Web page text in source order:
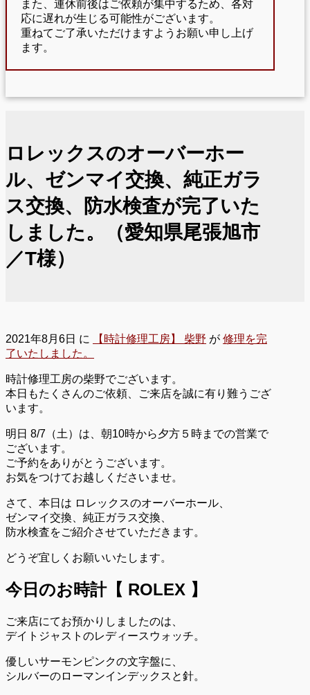
また、連休前後はご依頼が集中するため、各対
応に遅れが生じる可能性がございます。
重ねてご了承いただけますようお願い申し上げ
ます。
ロレックスのオーバーホー
ル、ゼンマイ交換、純正ガラ
ス交換、防水検査が完了いた
しました。（愛知県尾張旭市
／T様）
2021年8月6日 に 【時計修理工房】 柴野 が 修理を完
了いたしました。
時計修理工房の柴野でございます。
本日もたくさんのご依頼、ご来店を誠に有り難うござ
います。
明日 8/7（土）は、朝10時から夕方５時までの営業で
ございます。
ご予約をありがとうございます。
お気をつけてお越しくださいませ。
さて、本日は ロレックスのオーバーホール、
ゼンマイ交換、純正ガラス交換、
防水検査をご紹介させていただきます。
どうぞ宜しくお願いいたします。
今日のお時計【 ROLEX 】
ご来店にてお預かりしましたのは、
デイトジャストのレディースウォッチ。
優しいサーモンピンクの文字盤に、
シルバーのローマンインデックスと針。